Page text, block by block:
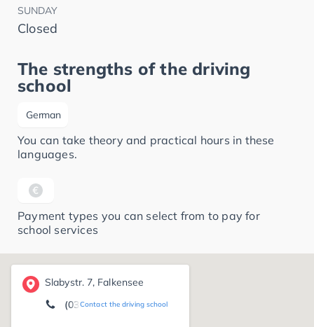
SUNDAY
Closed
The strengths of the driving
school
German
You can take theory and practical hours in these
languages.
Payment types you can select from to pay for
school services
Slabystr. 7, Falkensee
Contact the driving school
(03322) 32 78